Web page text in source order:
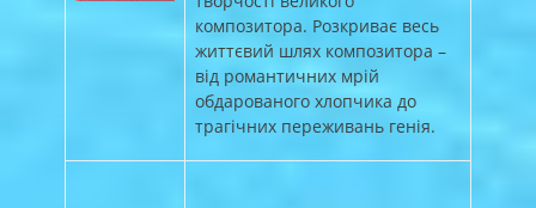
композитора. Розкриває весь
життєвий шлях композитора –
від романтичних мрій
обдарованого хлопчика до
трагічних переживань генія.